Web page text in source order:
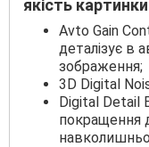
якість
Avto Gain
деталізує в
зображення;
3D Digital
Digital Detail
покращення